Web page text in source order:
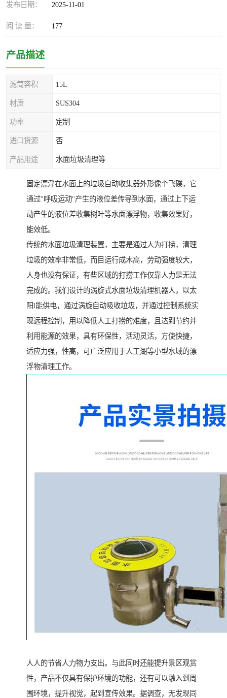
发布日期： 2025-11-01
阅 读 量： 177
产品描述
滤筒容积 15L
材质 SUS304
功率 定制
进口货源 否
产品用途 水面垃圾清理等
固定漂浮在水面上的垃圾自动收集器外形像个飞碟，它
通过"呼吸运动"产生的液位差传导到水面，通过上下运
动产生的液位差收集树叶等水面漂浮物，收集效果好，
能效低。
传统的水面垃圾清理装置，主要是通过人为打捞，清理
垃圾的效率非常低，而目运行成木高，劳动强度较大，
人身也没有保证，有些区域的打捞工作仅靠人力是无法
完成的。我们设计的涡旋式水面垃圾清理机器人，以太
阳l能供电，通过涡旋自动吸收垃圾，并通过控制系统实
现远程控制，用以降低人工打捞的难度，且达到节约并
利用能源的效果，具有环保性，活动灵活，方使快捷，
适应力强，性高，可广泛应用于人工湖等小型水域的漂
浮物清理工作。
人人的节省人力物力支出。与此同时还能提升景区观赏
性，产品不仅具有保护环境的功能，还有可以融入到周
围环境，提升视觉，起到宣传效果。据调查，无发现同